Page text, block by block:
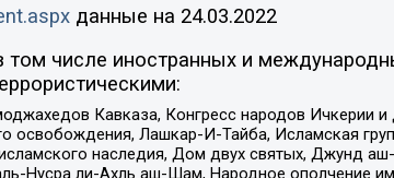
данные на 24.03.2022
числе иностранных и
Кавказа, Конгресс народов Ичкерии и
освобождения, Лашкар-И-Тайба, Исламская
наследия, Дом двух святых, Джунд
Нусра ли-Ахль аш-Шам, Народное ополчение